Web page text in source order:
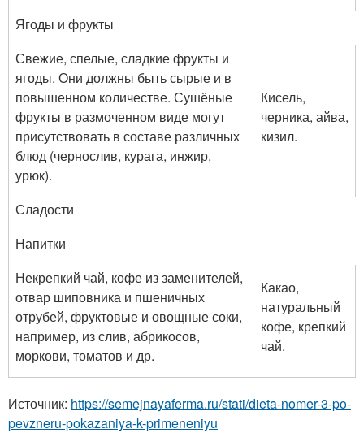
Ягоды и фрукты
Свежие, спелые, сладкие фрукты и
ягоды. Они должны быть сырые и в
повышенном количестве. Сушёные
фрукты в размоченном виде могут
присутствовать в составе различных
блюд (чернослив, курага, инжир,
урюк).
Кисель,
черника, айва,
кизил.
Сладости
Напитки
Некрепкий чай, кофе из заменителей,
отвар шиповника и пшеничных
отрубей, фруктовые и овощные соки,
например, из слив, абрикосов,
моркови, томатов и др.
Какао,
натуральный
кофе, крепкий
чай.
Источник: https://semejnayaferma.ru/stati/dieta-nomer-3-po-
pevzneru-pokazaniya-k-primeneniyu